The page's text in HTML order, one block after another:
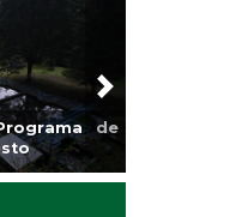
de
Next